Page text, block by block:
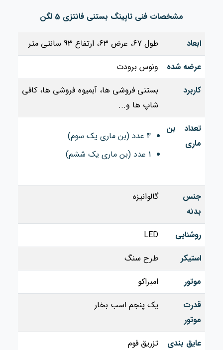
مشخصات فنی تاپینگ بستنی فانتزی 5 لگن
ابعاد
طول 67، عرض 63، ارتفاع 93 سانتی متر
عرضه شده
ونوس برودت
کاربرد
بستنی فروشی ها، آبمیوه فروشی ها، کافی
شاپ ها و...
تعداد بن
ماری
4 عدد (بن ماری یک سوم)
1 عدد (بن ماری یک ششم)
جنس
بدنه
گالوانیزه
روشنایی
LED
استیکر
طرح سنگ
موتور
امبراکو
قدرت
موتور
یک پنجم اسب بخار
عایق بندی
تزریق فوم